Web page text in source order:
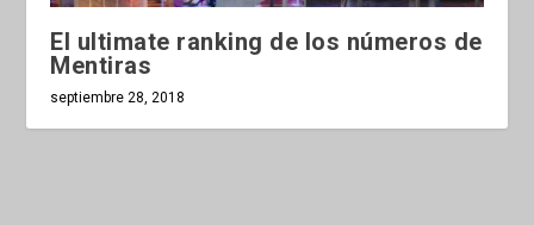
El ultimate ranking de los números de
Mentiras
septiembre 28, 2018